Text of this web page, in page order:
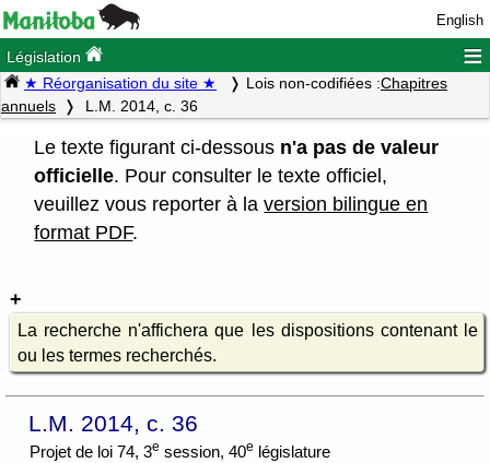
English
Législation ≡
★ Réorganisation du site ★ Lois non-codifiées :Chapitres
annuels
L.M. 2014, c. 36
Le texte figurant ci-dessous n'a pas de valeur
officielle. Pour consulter le texte officiel,
veuillez vous reporter à laversion bilingue en
format PDF.
La recherche n'affichera que les dispositions contenant le
ou les termes recherchés.
L.M. 2014, c. 36
Projet de loi 74, 3e session, 40e législature